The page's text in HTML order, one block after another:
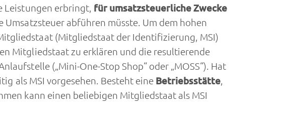
Leistungen erbringt, für umsatzsteuerliche Zwecke
abführen müsste. Um dem hohen
(Mitgliedstaat der Identifizierung, MSI)
Mitgliedstaat zu erklären und die resultierende
(„Mini-One-Stop Shop“ oder „MOSS“). Hat
als MSI vorgesehen. Besteht eine Betriebsstätte,
kann einen beliebigen Mitgliedstaat als MSI